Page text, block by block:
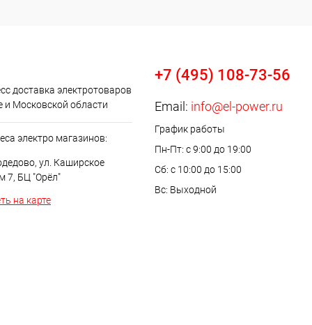
доставка электротоваров
и Московской области
электро магазинов:
ул. Каширское
7, БЦ "Орёл"
на карте
+7 (495) 108-73-56
Email: info@el-power.ru
График работы
Пн-Пт: с 9:00 до 19:00
Сб: с 10:00 до 15:00
Вс: Выходной